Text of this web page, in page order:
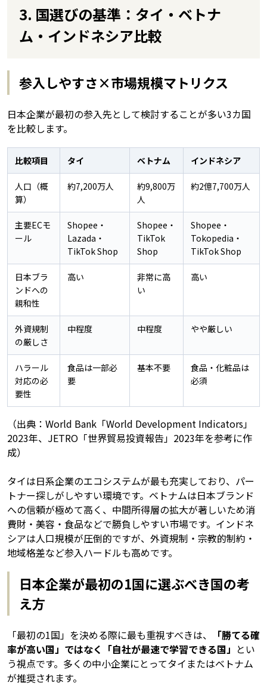
3. 国選びの基準：タイ・ベトナ
ム・インドネシア比較
参入しやすさ×市場規模マトリクス
日本企業が最初の参入先として検討することが多い3カ国
を比較します。
比較項目 タイ ベトナム インドネシア
人口（概
算）
約7,200万人
約9,800万
人
約2億7,700万人
主要ECモ
ール
Shopee・
Lazada・
TikTok Shop
Shopee・
TikTok
Shop
Shopee・
Tokopedia・
TikTok Shop
日本ブラ
ンドへの
親和性
高い
非常に高
い
高い
外資規制
の厳しさ
中程度 中程度 やや厳しい
ハラール
対応の必
要性
食品は一部必
要
基本不要
食品・化粧品は
必須
（出典：World Bank「World Development Indicators」
2023年、JETRO「世界貿易投資報告」2023年を参考に作
成）
タイは日系企業のエコシステムが最も充実しており、パー
トナー探しがしやすい環境です。ベトナムは日本ブランド
への信頼が極めて高く、中間所得層の拡大が著しいため消
費財・美容・食品などで勝負しやすい市場です。インドネ
シアは人口規模が圧倒的ですが、外資規制・宗教的制約・
地域格差など参入ハードルも高めです。
日本企業が最初の1国に選ぶべき国の考
え方
「最初の1国」を決める際に最も重視すべきは、
「勝てる確
率が高い国」ではなく「自社が最速で学習できる国」 とい
う視点です。多くの中小企業にとってタイまたはベトナム
が推奨されます。